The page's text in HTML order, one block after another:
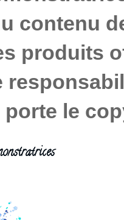
contenu
produits
le